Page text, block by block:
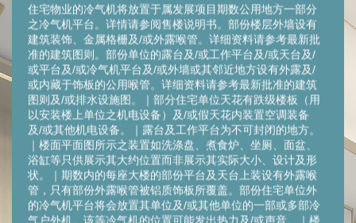
第1座(1B) 18楼F室
实用面积:277平方呎
住宅物业的冷气机将放置于属发展项目期数公用地方一部分
之冷气机平台。详情请参阅售楼说明书。部份楼层外墙设有
建筑装饰、金属格栅及/或外露喉管。详细资料请参考最新批
准的建筑图则。部份单位的露台及/或工作平台及/或天台及/
或平台及/或冷气机平台及/或外墙或其邻近地方设有外露及/
或内藏于饰板的公用喉管。详细资料请参考最新批准的建筑
图则及/或排水设施图。｜部分住宅单位天花有跌级楼板（用
以安装楼上单位之机电设备）及/或假天花内装置空调装备
及/或其他机电设备。｜露台及工作平台为不可封闭的地方。
｜楼面平面图所示之装置如洗涤盘、煮食炉、坐厕、面盆、
浴缸等只供展示其大约位置而非展示其实际大小、设计及形
状。｜期数内的每座大楼的部份平台及天台上装设有外露喉
管，只有部份外露喉管被铝质饰板所覆盖。部份住宅单位外
的冷气机平台将会放置其单位及/或其他单位的一部或多部冷
气户外机。该等冷气机的位置可能发出热力及/或声音。｜楼